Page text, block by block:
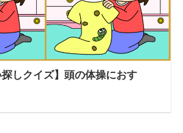
しクイズ】頭の体操におす